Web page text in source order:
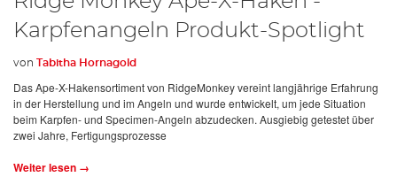
Karpfenangeln Produkt-Spotlight
von Tabitha Hornagold
Das Ape-X-Hakensortiment von RidgeMonkey vereint langjährige Erfahrung
in der Herstellung und im Angeln und wurde entwickelt, um jede Situation
beim Karpfen- und Specimen-Angeln abzudecken. Ausgiebig getestet über
zwei Jahre, Fertigungsprozesse
Weiter lesen →